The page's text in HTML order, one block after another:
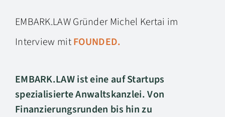
EMBARK.LAW Gründer Michel Kertai im
Interview mitFOUNDED.
EMBARK.LAW ist eine auf Startups
spezialisierte Anwaltskanzlei. Von
Finanzierungsrunden bis hin zu